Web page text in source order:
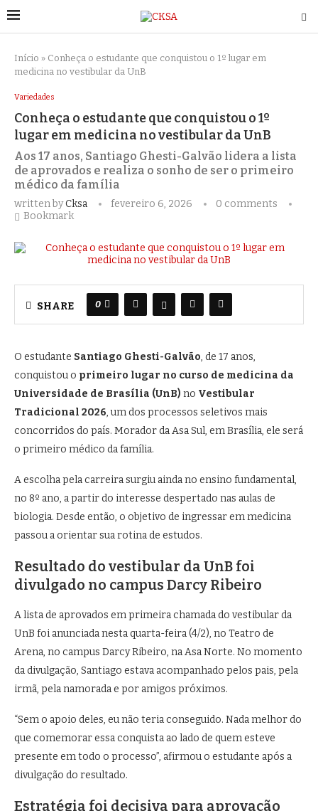
Início » Conheça o estudante que conquistou o 1º lugar em
medicina no vestibular da UnB
Variedades
Conheça o estudante que conquistou o 1º
lugar em medicina no vestibular da UnB
Aos 17 anos, Santiago Ghesti-Galvão lidera a lista
de aprovados e realiza o sonho de ser o primeiro
médico da família
written byCksa fevereiro 6, 2026
0 comments
Bookmark
SHARE 0
O estudante Santiago Ghesti-Galvão, de 17 anos,
conquistou o primeiro lugar no curso de medicina da
Universidade de Brasília (UnB) no Vestibular
Tradicional 2026, um dos processos seletivos mais
concorridos do país. Morador da Asa Sul, em Brasília, ele será
o primeiro médico da família.
A escolha pela carreira surgiu ainda no ensino fundamental,
no 8º ano, a partir do interesse despertado nas aulas de
biologia. Desde então, o objetivo de ingressar em medicina
passou a orientar sua rotina de estudos.
Resultado do vestibular da UnB foi
divulgado no campus Darcy Ribeiro
A lista de aprovados em primeira chamada do vestibular da
UnB foi anunciada nesta quarta-feira (4/2), no Teatro de
Arena, no campus Darcy Ribeiro, na Asa Norte. No momento
da divulgação, Santiago estava acompanhado pelos pais, pela
irmã, pela namorada e por amigos próximos.
“Sem o apoio deles, eu não teria conseguido. Nada melhor do
que comemorar essa conquista ao lado de quem esteve
presente em todo o processo”, afirmou o estudante após a
divulgação do resultado.
Estratégia foi decisiva para aprovação